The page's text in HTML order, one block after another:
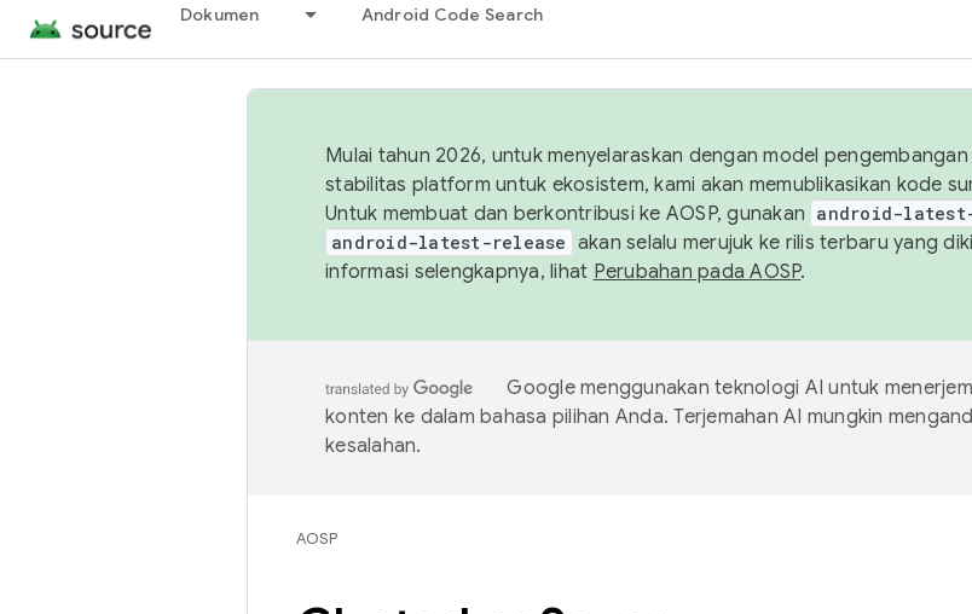
Dokumen Android Code Search
Mulai tahun 2026, untuk menyelaraskan dengan model
stabilitas platform untuk ekosistem, kami akan memublikasikan kode
Untuk membuat dan berkontribusi ke AOSP, gunakan android-
android-latest-release akan selalu merujuk ke rilis terbaru yang
informasi selengkapnya, lihat Perubahan pada AOSP.
Google menggunakan teknologi AI untuk
konten ke dalam bahasa pilihan Anda. Terjemahan AI mungkin
kesalahan.
AOSP